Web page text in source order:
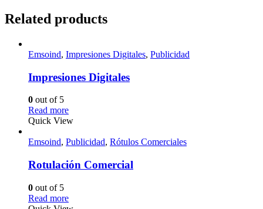
Related products
Emsoind, Impresiones Digitales, Publicidad
Impresiones Digitales
0 out of 5
Read more
Quick View
Emsoind, Publicidad, Rótulos Comerciales
Rotulación Comercial
0 out of 5
Read more